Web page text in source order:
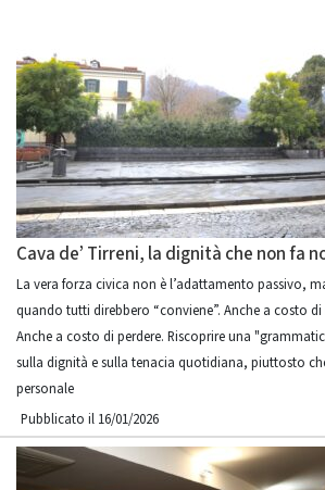
Cava de’ Tirreni, la dignità che non fa
La vera forza civica non è l’adattamento passivo,
quando tutti direbbero “conviene”. Anche a costo
Anche a costo di perdere. Riscoprire una
sulla dignità e sulla tenacia quotidiana, piuttosto
personale
Pubblicato il 16/01/2026